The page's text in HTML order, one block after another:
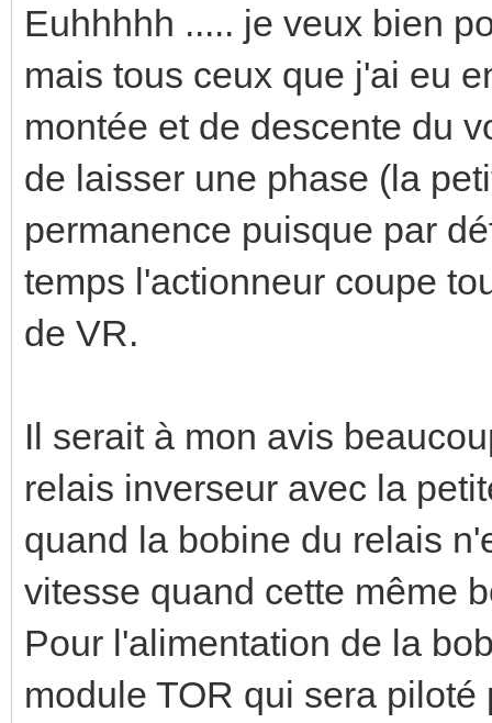
Euhhhhh ..... je veux bien
mais tous ceux que j'ai eu
montée et de descente du
de laisser une phase (la
permanence puisque par
temps l'actionneur coupe
de VR.
Il serait à mon avis
relais inverseur avec la
quand la bobine du relais
vitesse quand cette même
Pour l'alimentation de la
module TOR qui sera